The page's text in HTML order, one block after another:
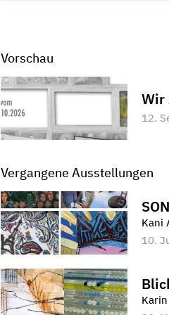
Vorschau
Wir
12.
Vergangene Ausstellungen
Kani
10.